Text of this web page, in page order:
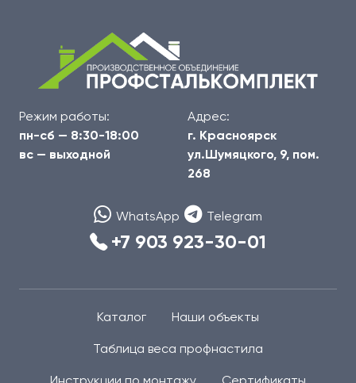
Режим работы:
пн-сб — 8:30-18:00
вс — выходной
Адрес:
г. Красноярск
ул.Шумяцкого, 9, пом.
268
WhatsApp Telegram
+7 903 923-30-01
Каталог Наши объекты
Таблица веса профнастила